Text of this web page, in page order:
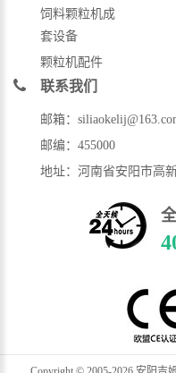
饲料颗粒机成
套设备
颗粒机配件
联系我们
邮箱：
邮编：455000
地址：河南省安阳市高